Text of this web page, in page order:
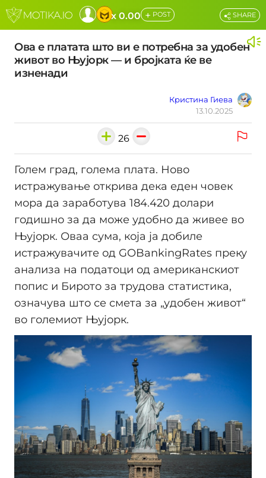
x 0.00 + POST
Ова е платата што ви е потребна за удобен
живот во Њујорк — и бројката ќе ве
изненади
Кристина Гиева
13.10.2025
SHARE
26
Голем град, голема плата. Ново
истражување открива дека еден човек
мора да заработува 184.420 долари
годишно за да може удобно да живее во
Њујорк. Оваа сума, која ја добиле
истражувачите од GOBankingRates преку
анализа на податоци од американскиот
попис и Бирото за трудова статистика,
означува што се смета за „удобен живот“
во големиот Њујорк.